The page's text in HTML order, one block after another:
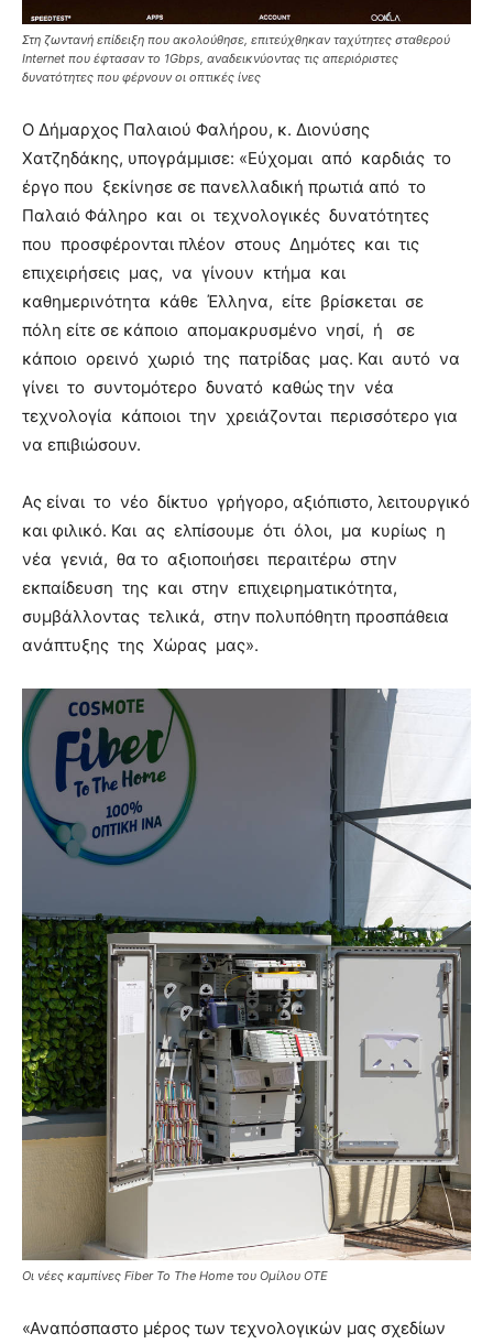
Στη ζωντανή επίδειξη που ακολούθησε, επιτεύχθηκαν ταχύτητες σταθερού
Internet που έφτασαν το 1Gbps, αναδεικνύοντας τις απεριόριστες
δυνατότητες που φέρνουν οι οπτικές ίνες
Ο Δήμαρχος Παλαιού Φαλήρου, κ. Διονύσης
Χατζηδάκης, υπογράμμισε: «Εύχομαι από καρδιάς το
έργο που ξεκίνησε σε πανελλαδική πρωτιά από το
Παλαιό Φάληρο και οι τεχνολογικές δυνατότητες
που προσφέρονται πλέον στους Δημότες και τις
επιχειρήσεις μας, να γίνουν κτήμα και
καθημερινότητα κάθε Έλληνα, είτε βρίσκεται σε
πόλη είτε σε κάποιο απομακρυσμένο νησί, ή σε
κάποιο ορεινό χωριό της πατρίδας μας. Και αυτό να
γίνει το συντομότερο δυνατό καθώς την νέα
τεχνολογία κάποιοι την χρειάζονται περισσότερο για
να επιβιώσουν.
Ας είναι το νέο δίκτυο γρήγορο, αξιόπιστο, λειτουργικό
και φιλικό. Και ας ελπίσουμε ότι όλοι, μα κυρίως η
νέα γενιά, θα το αξιοποιήσει περαιτέρω στην
εκπαίδευση της και στην επιχειρηματικότητα,
συμβάλλοντας τελικά, στην πολυπόθητη προσπάθεια
ανάπτυξης της Χώρας μας».
Οι νέες καμπίνες Fiber To The Home του Ομίλου ΟΤΕ
«Αναπόσπαστο μέρος των τεχνολογικών μας σχεδίων